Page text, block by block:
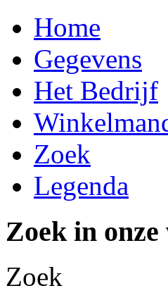
Home
Gegevens
Het Bedrijf
Zoek
Legenda
Zoek in onze
Zoek